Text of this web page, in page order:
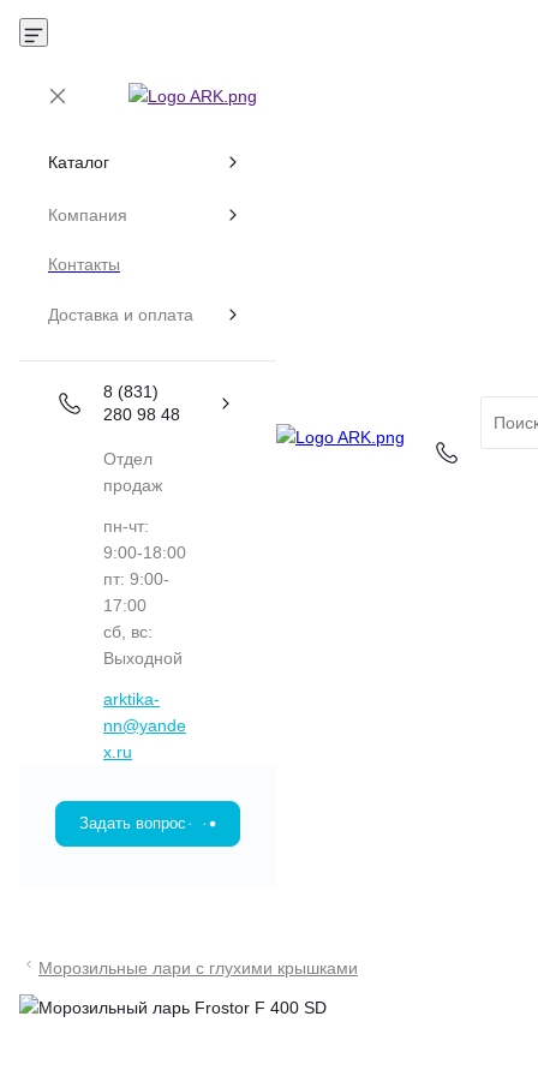
Каталог
Компания
Контакты
Доставка и оплата
8 (831)
280 98 48
Отдел
продаж
пн-чт:
9:00-18:00
пт: 9:00-
17:00
сб, вс:
Выходной
arktika-
nn@yande
x.ru
Задать вопрос
Морозильные лари с глухими крышками